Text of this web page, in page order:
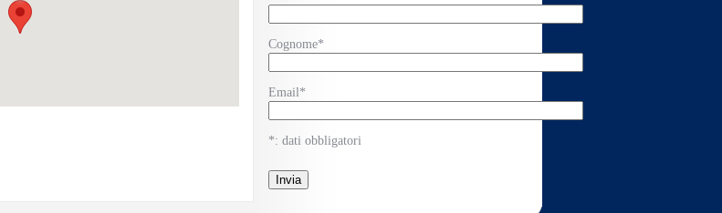
Cognome*
Email*
*: dati obbligatori